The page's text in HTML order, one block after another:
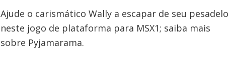
Ajude o carismático Wally a escapar de seu pesadelo
neste jogo de plataforma para MSX1; saiba mais
sobre Pyjamarama.